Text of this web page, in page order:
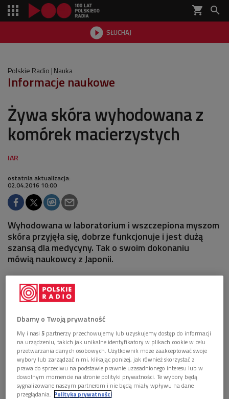
shopping_cart 
 SŁUCHAJ

Polskie Radio Nauka
Informacje naukowe
Żywa skóra wyhodowana z
komórek macierzystych
ostatnia aktualizacja:
02.04.2016 10:00
Wyhodowana w laboratorium i wszczepiona myszom
skóra przyjęła się, dobrze funkcjonuje i jest dużą
szansą dla medycyny. Tak o swoim dokonaniu
mówią naukowcy z Japonii.
AUDIO 1 plik
 00'37
Skóra z komórek macierzystych - IAR, Rafał
Motriuk
Dbamy o Twoją prywatność
My i nasi5 partnerzy przechowujemy lub uzyskujemy dostęp do informacji
na urządzeniu, takich jak unikalne identyfikatory w plikach cookie w celu
przetwarzania danych osobowych. Użytkownik może zaakceptować swoje
wybory lub zarządzać nimi, klikając poniżej, jak również skorzystać z
prawa do sprzeciwu na podstawie prawnie uzasadnionego interesu lub w
dowolnym momencie na stronie polityki prywatności. Te wybory będą
sygnalizowane naszym partnerom i nie będą miały wpływu na dane
przeglądania. Polityka prywatności